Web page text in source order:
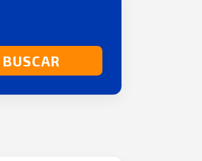
BUSCAR